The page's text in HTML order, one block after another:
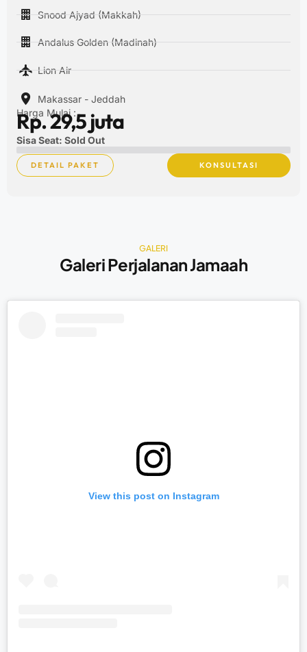
Snood Ajyad (Makkah)
Andalus Golden (Madinah)
Lion Air
Makassar - Jeddah
Harga Mulai :
Rp. 29,5 juta
Sisa Seat: Sold Out
DETAIL PAKET KONSULTASI
GALERI
Galeri Perjalanan Jamaah
View this post on Instagram